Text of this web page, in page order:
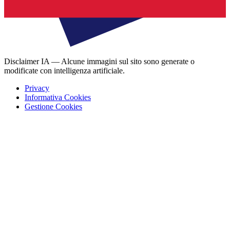
Disclaimer IA — Alcune immagini sul sito sono generate o
modificate con intelligenza artificiale.
Privacy
Informativa Cookies
Gestione Cookies